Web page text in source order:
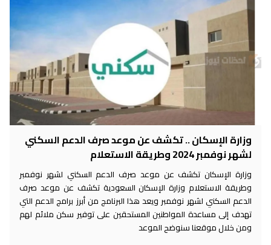
وزارة الإسكان .. تكشف عن موعد صرف الدعم السكني
لشهر نوفمبر 2024 وطريقة الاستعلام
وزارة الإسكان تكشف عن موعد صرف الدعم السكني لشهر نوفمبر
وطريقة الاستعلام وزارة الإسكان السعودية تكشف عن موعد صرف
الدعم السكني لشهر نوفمبر ويعد هذا البرنامج من أبرز برامج الدعم التي
تهدف إلى مساعدة المواطنين المستحقين على توفير سكن ملائم لهم
ومن خلال موقعنا سنوضح الموعد